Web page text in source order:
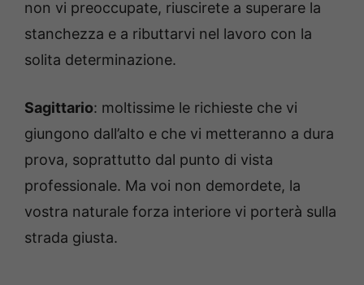
non vi preoccupate, riuscirete a superare la
stanchezza e a ributtarvi nel lavoro con la
solita determinazione.
Sagittario: moltissime le richieste che vi
giungono dall’alto e che vi metteranno a dura
prova, soprattutto dal punto di vista
professionale. Ma voi non demordete, la
vostra naturale forza interiore vi porterà sulla
strada giusta.